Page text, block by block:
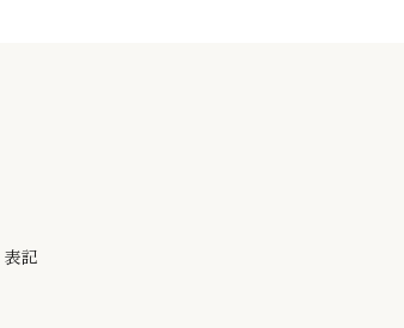
記